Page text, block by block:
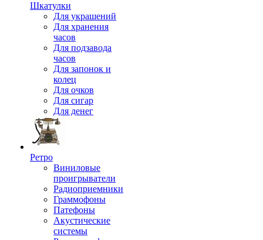
Шкатулки
Для украшений
Для хранения
часов
Для подзавода
часов
Для запонок и
колец
Для очков
Для сигар
Для денег
Ретро
Виниловые
проигрыватели
Радиоприемники
Граммофоны
Патефоны
Акустические
системы